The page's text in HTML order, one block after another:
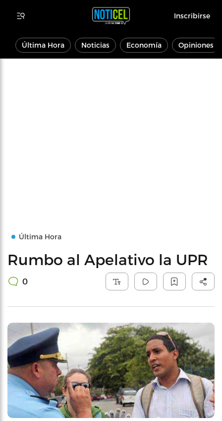
Inscribirse
Última Hora Noticias Economía Opiniones
Última Hora
Rumbo al Apelativo la UPR
0